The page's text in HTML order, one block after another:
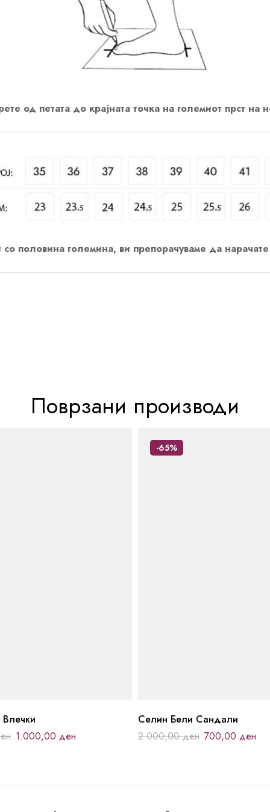
од петата до крајната точка на големиот прст на
половина големина, ви препорачуваме да
Поврзани производи
1.000,00 ден
-65%
Селин Бели Сандали
2.000,00ден 700,00 ден